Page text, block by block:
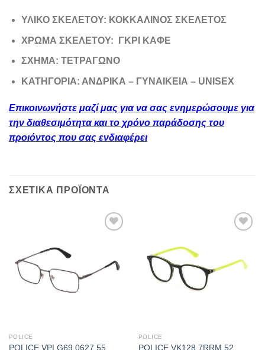
ΥΛΙΚΟ ΣΚΕΛΕΤΟΥ: ΚΟΚΚΑΛΙΝΟΣ ΣΚΕΛΕΤΟΣ
ΧΡΩΜΑ ΣΚΕΛΕΤΟΥ: ΓΚΡΙ ΚΑΦΕ
ΣΧΗΜΑ: ΤΕΤΡΑΓΩΝΟ
ΚΑΤΗΓΟΡΙΑ: ΑΝΔΡΙΚΑ – ΓΥΝΑΙΚΕΙΑ – UNISEX
Επικοινωνήστε μαζί μας για να σας ενημερώσουμε για
την διαθεσιμότητα και το χρόνο παράδοσης του
προιόντος που σας ενδιαφέρει
ΣΧΕΤΙΚΆ ΠΡΟΪΌΝΤΑ
POLICE
POLICE VPLG69 0627 55
POLICE
POLICE VK128 7RRM 52